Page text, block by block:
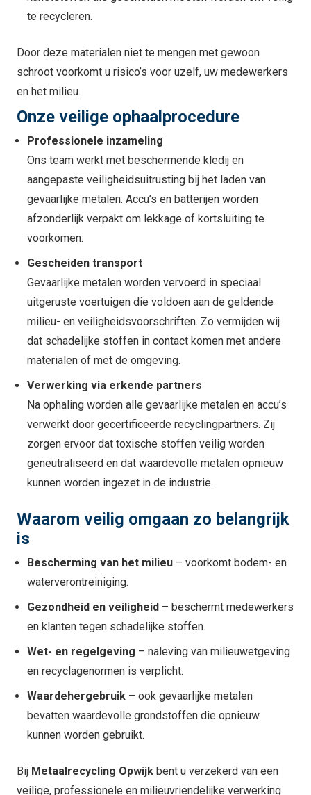
te recycleren.
Door deze materialen niet te mengen met gewoon
schroot voorkomt u risico’s voor uzelf, uw medewerkers
en het milieu.
Onze veilige ophaalprocedure
Professionele inzameling
Ons team werkt met beschermende kledij en
aangepaste veiligheidsuitrusting bij het laden van
gevaarlijke metalen. Accu’s en batterijen worden
afzonderlijk verpakt om lekkage of kortsluiting te
voorkomen.
Gescheiden transport
Gevaarlijke metalen worden vervoerd in speciaal
uitgeruste voertuigen die voldoen aan de geldende
milieu- en veiligheidsvoorschriften. Zo vermijden wij
dat schadelijke stoffen in contact komen met andere
materialen of met de omgeving.
Verwerking via erkende partners
Na ophaling worden alle gevaarlijke metalen en accu’s
verwerkt door gecertificeerde recyclingpartners. Zij
zorgen ervoor dat toxische stoffen veilig worden
geneutraliseerd en dat waardevolle metalen opnieuw
kunnen worden ingezet in de industrie.
Waarom veilig omgaan zo belangrijk
is
Bescherming van het milieu – voorkomt bodem- en
waterverontreiniging.
Gezondheid en veiligheid – beschermt medewerkers
en klanten tegen schadelijke stoffen.
Wet- en regelgeving – naleving van milieuwetgeving
en recyclagenormen is verplicht.
Waardehergebruik – ook gevaarlijke metalen
bevatten waardevolle grondstoffen die opnieuw
kunnen worden gebruikt.
Bij Metaalrecycling Opwijk bent u verzekerd van een
veilige, professionele en milieuvriendelijke verwerking